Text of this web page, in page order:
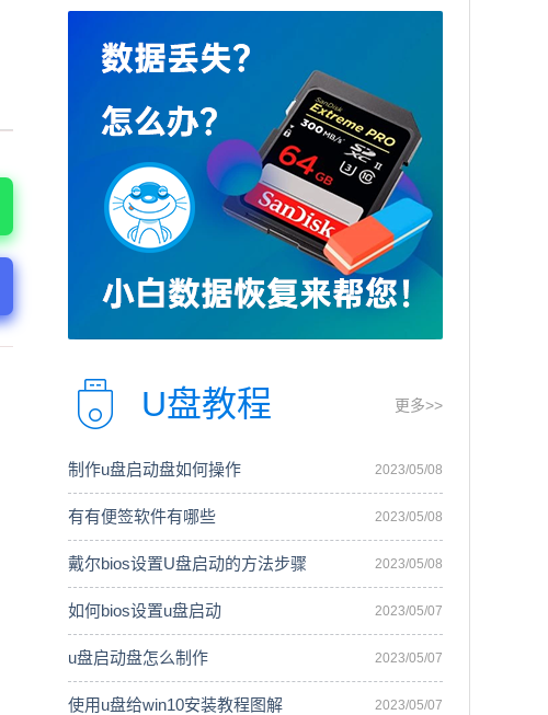
U盘教程 更多>>
制作u盘启动盘如何操作 2023/05/08
有有便签软件有哪些 2023/05/08
戴尔bios设置U盘启动的方法步骤 2023/05/08
如何bios设置u盘启动 2023/05/07
u盘启动盘怎么制作 2023/05/07
使用u盘给win10安装教程图解 2023/05/07